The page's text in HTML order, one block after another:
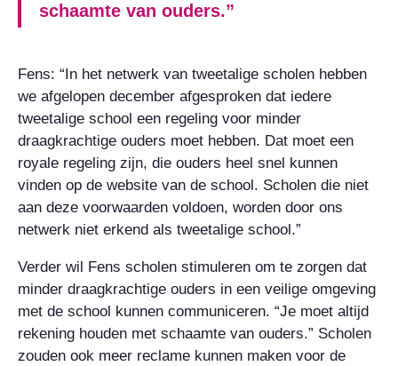
schaamte van ouders.”
Fens: “In het netwerk van tweetalige scholen hebben
we afgelopen december afgesproken dat iedere
tweetalige school een regeling voor minder
draagkrachtige ouders moet hebben. Dat moet een
royale regeling zijn, die ouders heel snel kunnen
vinden op de website van de school. Scholen die niet
aan deze voorwaarden voldoen, worden door ons
netwerk niet erkend als tweetalige school.”
Verder wil Fens scholen stimuleren om te zorgen dat
minder draagkrachtige ouders in een veilige omgeving
met de school kunnen communiceren. “Je moet altijd
rekening houden met schaamte van ouders.” Scholen
zouden ook meer reclame kunnen maken voor de